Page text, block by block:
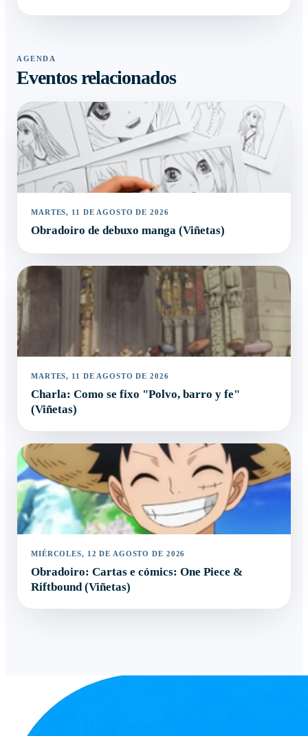
AGENDA
Eventos relacionados
MARTES, 11 DE AGOSTO DE 2026
Obradoiro de debuxo manga (Viñetas)
MARTES, 11 DE AGOSTO DE 2026
Charla: Como se fixo "Polvo, barro y fe"
(Viñetas)
MIÉRCOLES, 12 DE AGOSTO DE 2026
Obradoiro: Cartas e cómics: One Piece &
Riftbound (Viñetas)